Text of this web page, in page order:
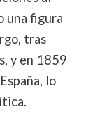
una figura
tras
y en 1859
lo